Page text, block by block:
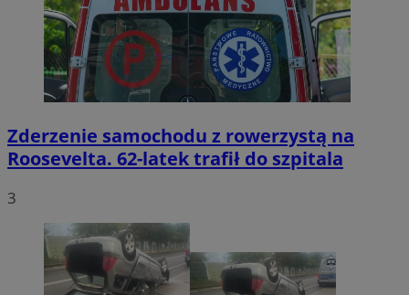
Zderzenie samochodu z rowerzystą na
Roosevelta. 62-latek trafił do szpitala
3